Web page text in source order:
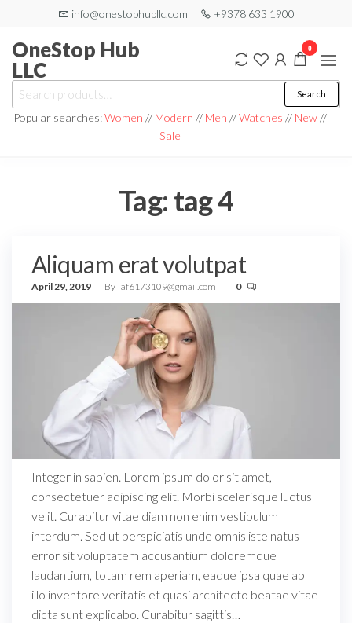
the
content
info@onestophubllc.com || +9378 633 1900
OneStop Hub
LLC
for:
Search
Popular searches:Women // Modern // Men //Watches // New//
Sale
0
Tag: tag 4
Aliquam erat volutpat
April 29, 2019 By af6173109@gmail.com 0
Integer in sapien. Lorem ipsum dolor sit amet,
consectetuer adipiscing elit. Morbi scelerisque luctus
velit. Curabitur vitae diam non enim vestibulum
interdum. Sed ut perspiciatis unde omnis iste natus
error sit voluptatem accusantium doloremque
laudantium, totam rem aperiam, eaque ipsa quae ab
illo inventore veritatis et quasi architecto beatae vitae
dicta sunt explicabo. Curabitur sagittis…